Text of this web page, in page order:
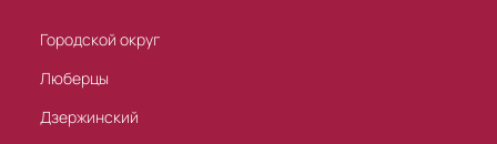
Городской округ
Люберцы
Дзержинский